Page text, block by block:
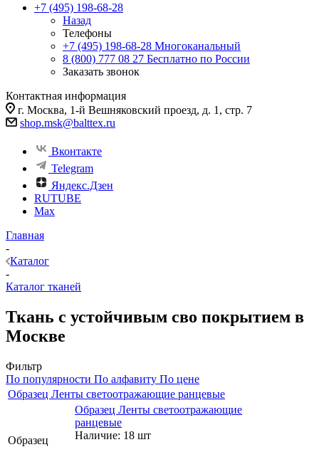
+7 (495) 198-68-28
Назад
Телефоны
+7 (495) 198-68-28 Многоканальный
8 (800) 777 08 27 Бесплатно по России
Заказать звонок
Контактная информация
г. Москва, 1-й Вешняковский проезд, д. 1, стр. 7
shop.msk@balttex.ru
Вконтакте
Telegram
Яндекс.Дзен
RUTUBE
Max
Главная
-
Каталог
-
Каталог тканей
Ткань с устойчивым сво покрытием в
Москве
Фильтр
По популярности По алфавиту По цене
Образец Ленты светоотражающие ранцевые
Образец
Образец Ленты светоотражающие
ранцевые
Наличие: 18 шт